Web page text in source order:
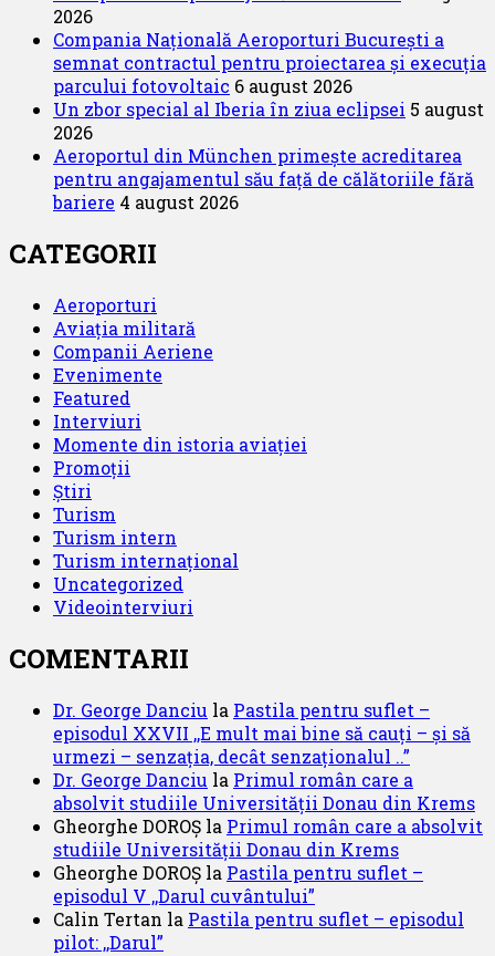
2026
Compania Națională Aeroporturi București a
semnat contractul pentru proiectarea și execuția
parcului fotovoltaic 6 august 2026
Un zbor special al Iberia în ziua eclipsei 5 august
2026
Aeroportul din München primește acreditarea
pentru angajamentul său față de călătoriile fără
bariere 4 august 2026
CATEGORII
Aeroporturi
Aviația militară
Companii Aeriene
Evenimente
Featured
Interviuri
Momente din istoria aviației
Promoții
Știri
Turism
Turism intern
Turism internațional
Uncategorized
Videointerviuri
COMENTARII
Dr. George Danciu la Pastila pentru suflet –
episodul XXVII ,,E mult mai bine să cauți – și să
urmezi – senzația, decât senzaționalul ..”
Dr. George Danciu la Primul român care a
absolvit studiile Universității Donau din Krems
Gheorghe DOROȘ la Primul român care a absolvit
studiile Universității Donau din Krems
Gheorghe DOROȘ la Pastila pentru suflet –
episodul V ,,Darul cuvântului”
Calin Tertan la Pastila pentru suflet – episodul
pilot: ,,Darul”